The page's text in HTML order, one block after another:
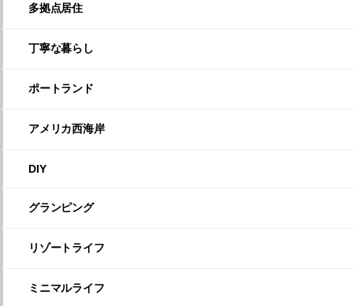
多拠点居住
丁寧な暮らし
ポートランド
アメリカ西海岸
DIY
グランピング
リゾートライフ
ミニマルライフ